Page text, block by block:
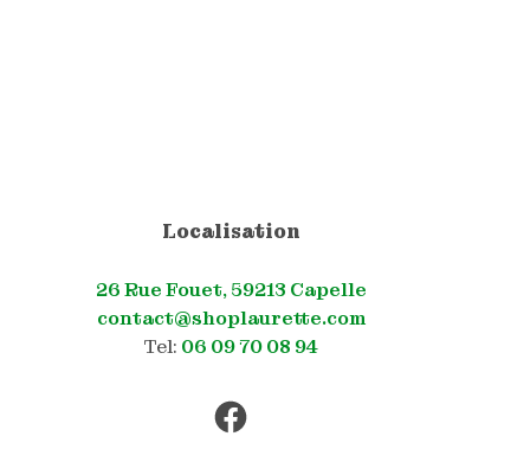
Localisation
26 Rue Fouet, 59213 Capelle
contact@shoplaurette.com
Tel: 06 09 70 08 94
Facebook